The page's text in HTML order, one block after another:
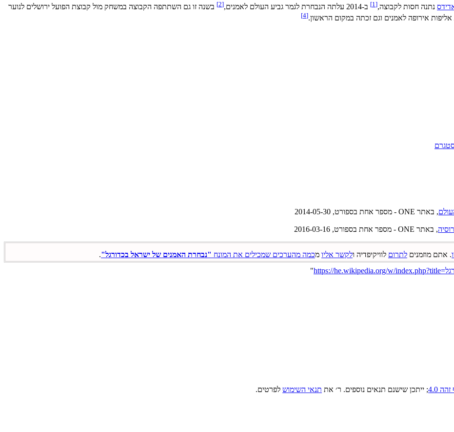
נתנה חסות לקבוצה,[
1
] ב-2014 עלתה הנבחרת לגמר גביע העולם לאמנים, [
2
] בשנה זו גם השתתפה הקבוצה במשחק מול קבוצת הפועל ירושלים לנוער
[
4
]
, באתר ONE - מספר אחת בספורט, ‏2014-05-30
, באתר ONE - מספר אחת בספורט, ‏2016-03-16
. אתם מוזמנים לתרום לוויקיפדיה ולקשר אליו מכמה מהערכים שמכילים את המונח "נבחרת האמנים של ישראל בכדורגל".
"
; ייתכן שישנם תנאים נוספים. ר׳ את תנאי השימוש לפרטים.